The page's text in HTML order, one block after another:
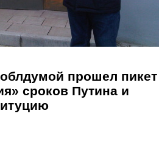
прошел пикет
сроков Путина и